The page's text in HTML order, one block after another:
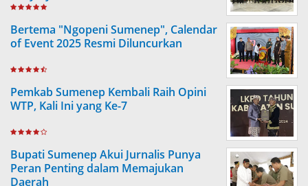
Bertema "Ngopeni Sumenep", Calendar
of Event 2025 Resmi Diluncurkan
Pemkab Sumenep Kembali Raih Opini
WTP, Kali Ini yang Ke-7
Bupati Sumenep Akui Jurnalis Punya
Peran Penting dalam Memajukan
Daerah